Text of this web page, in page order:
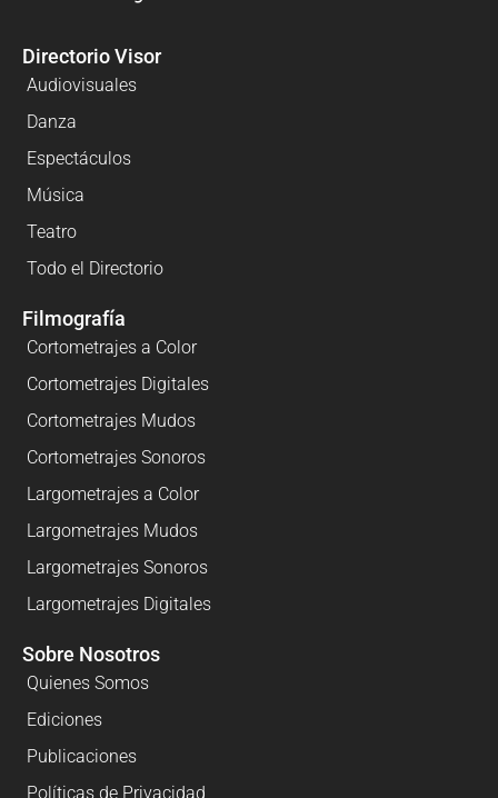
Directorio Visor
Audiovisuales
Danza
Espectáculos
Música
Teatro
Todo el Directorio
Filmografía
Cortometrajes a Color
Cortometrajes Digitales
Cortometrajes Mudos
Cortometrajes Sonoros
Largometrajes a Color
Largometrajes Mudos
Largometrajes Sonoros
Largometrajes Digitales
Sobre Nosotros
Quienes Somos
Ediciones
Publicaciones
Políticas de Privacidad